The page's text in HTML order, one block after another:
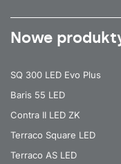
Nowe
SQ 300 LED Evo Plus
Baris 55 LED
Contra II LED ZK
Terraco Square LED
Terraco AS LED